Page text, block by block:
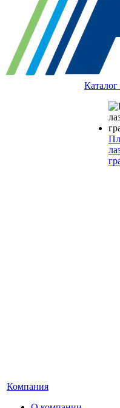
Компания
Каталог